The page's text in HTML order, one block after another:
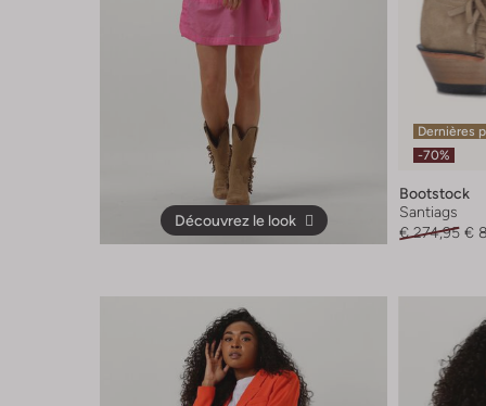
Découvrez le look
Dernières
-70%
Bootstock
Santiags
€ 274,95 €